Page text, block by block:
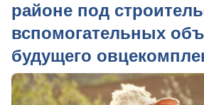
районе под
вспомогательных
будущего